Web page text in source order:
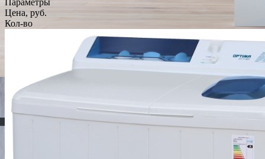
Цена, руб.
Кол-во